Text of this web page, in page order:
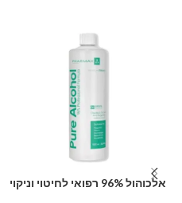
אלכוהול 96% רפואי לחיטוי וניקוי